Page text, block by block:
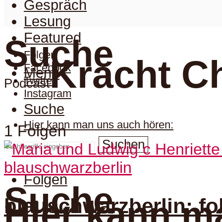
Folgen
Facebook
Twitter
Instagram
Hier kann man uns auch hören:
Suche
Suchen
Folgen
Gespräch
Lesung
Featured
Menu
Suche
Suche
PodcastKracht
1 Folgen
blauschwarzberlin
blauschwarzberlin: